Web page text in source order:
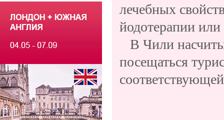
лечебных
йодотерапии
В Чили
посещаться